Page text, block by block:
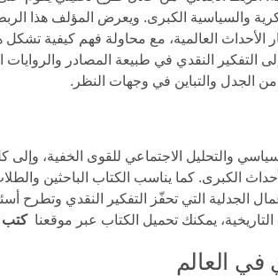
والسياسية الكبرى. ويعرض المؤلف هذا
العالمية، مع محاولة فهم كيفية تشكل
النقدي في طبيعة المصادر والروايات
من الجدل والتباين في وجهات النظر.
السياسي والتحليل الاجتماعي للقوى الخفية،
الكبرى. كما يناسب الكتاب الباحثين
الجدلية التي تحفّز التفكير النقدي وتطرح
يمكنك تحميل الكتاب عبر موقعنا كتب
في العالم